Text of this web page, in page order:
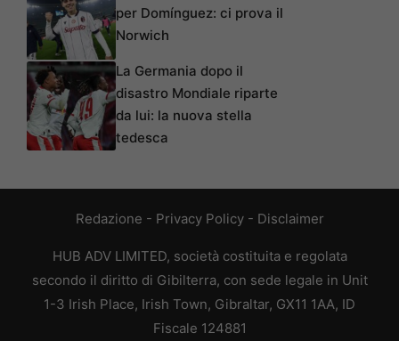
per Domínguez: ci prova il
Norwich
La Germania dopo il
disastro Mondiale riparte
da lui: la nuova stella
tedesca
Redazione - Privacy Policy- Disclaimer
HUB ADV LIMITED, società costituita e regolata
secondo il diritto di Gibilterra, con sede legale in Unit
1-3 Irish Place, Irish Town, Gibraltar, GX11 1AA, ID
Fiscale 124881